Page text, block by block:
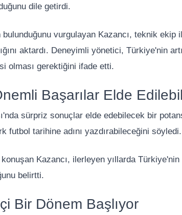
dile getirdi.
vurgulayan Kazancı, teknik ekip
aktardı. Deneyimli yönetici, Türkiye'nin
olması gerektiğini ifade etti.
Başarılar Elde
sürpriz sonuçlar elde edebilecek bir
futbol tarihine adını yazdırabileceğini söyledi.
Kazancı, ilerleyen yıllarda
belirtti.
Bir Dönem Başlıyor